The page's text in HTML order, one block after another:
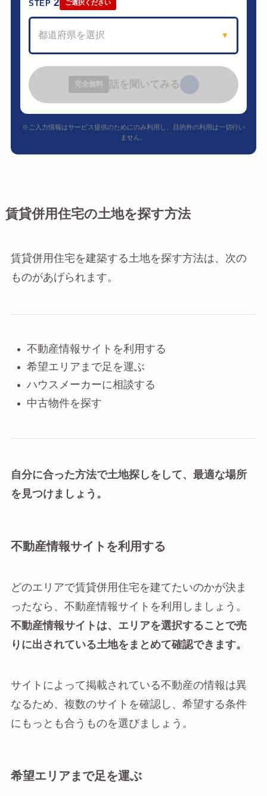
STEP2 ご選択ください
都道府県を選択 ▼
完全無料 話を聞いてみる
※ご入力情報はサービス提供のためにのみ利用し、目的外の利用は一切行い
ません。
賃貸併用住宅の土地を探す方法
賃貸併用住宅を建築する土地を探す方法は、次の
ものがあげられます。
不動産情報サイトを利用する
希望エリアまで足を運ぶ
ハウスメーカーに相談する
中古物件を探す
自分に合った方法で土地探しをして、最適な場所
を見つけましょう。
不動産情報サイトを利用する
どのエリアで賃貸併用住宅を建てたいのかが決ま
ったなら、不動産情報サイトを利用しましょう。
不動産情報サイトは、エリアを選択することで売
りに出されている土地をまとめて確認できます。
サイトによって掲載されている不動産の情報は異
なるため、複数のサイトを確認し、希望する条件
にもっとも合うものを選びましょう。
希望エリアまで足を運ぶ